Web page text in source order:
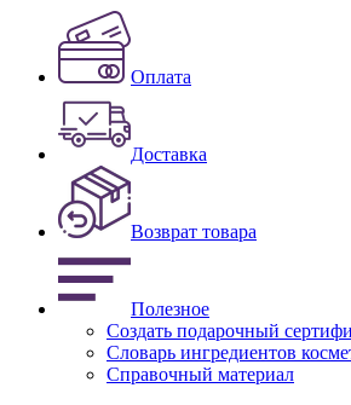
Оплата
Доставка
Возврат товара
Полезное
Создать подарочный
Словарь ингредиентов
Справочный материал